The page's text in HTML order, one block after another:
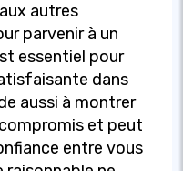
autres
parvenir à un
essentiel pour
dans
aussi à montrer
et peut
entre vous